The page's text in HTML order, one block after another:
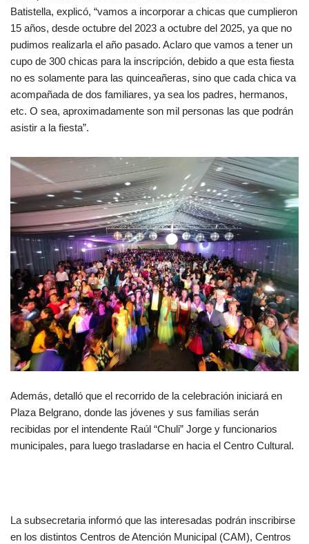
Batistella, explicó, “vamos a incorporar a chicas que cumplieron
15 años, desde octubre del 2023 a octubre del 2025, ya que no
pudimos realizarla el año pasado. Aclaro que vamos a tener un
cupo de 300 chicas para la inscripción, debido a que esta fiesta
no es solamente para las quinceañeras, sino que cada chica va
acompañada de dos familiares, ya sea los padres, hermanos,
etc. O sea, aproximadamente son mil personas las que podrán
asistir a la fiesta”.
Además, detalló que el recorrido de la celebración iniciará en
Plaza Belgrano, donde las jóvenes y sus familias serán
recibidas por el intendente Raúl “Chuli” Jorge y funcionarios
municipales, para luego trasladarse en hacia el Centro Cultural.
La subsecretaria informó que las interesadas podrán inscribirse
en los distintos Centros de Atención Municipal (CAM), Centros